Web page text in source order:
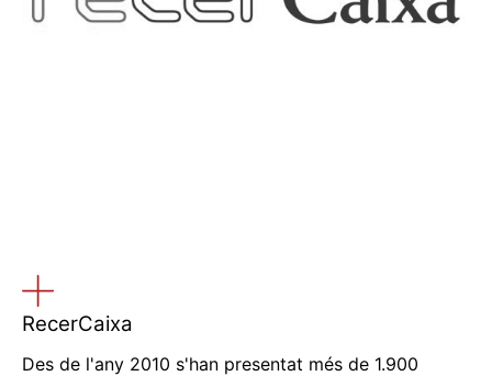
RecerCaixa
Des de l'any 2010 s'han presentat més de 1.900